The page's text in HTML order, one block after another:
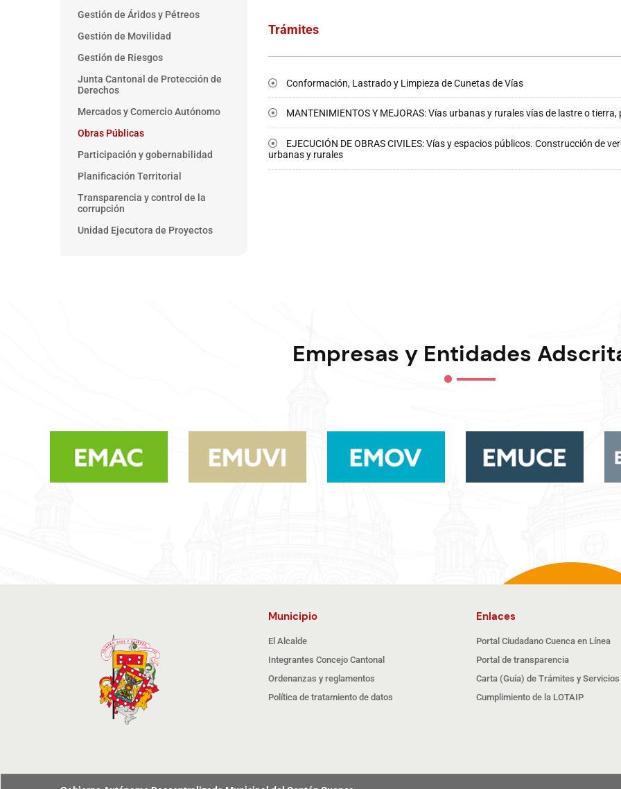
Trámites
Conformación, Lastrado y Limpieza de Cunetas de Vías
MANTENIMIENTOS Y MEJORAS: Vías urbanas y rurales vías de lastre o
EJECUCIÓN DE OBRAS CIVILES: Vías y espacios públicos. Construcción de
urbanas y rurales
Gestión de Áridos y Pétreos
Gestión de Movilidad
Gestión de Riesgos
Junta Cantonal de Protección de
Derechos
Mercados y Comercio Autónomo
Obras Públicas
Participación y gobernabilidad
Planificación Territorial
Transparencia y control de la
corrupción
Unidad Ejecutora de Proyectos
Empresas y Entidades
Municipio
El Alcalde
Integrantes Concejo Cantonal
Ordenanzas y reglamentos
Política de tratamiento de datos
Enlaces
Portal Ciudadano Cuenca en Línea
Portal de transparencia
Carta (Guía) de Trámites y Servicios
Cumplimiento de la LOTAIP